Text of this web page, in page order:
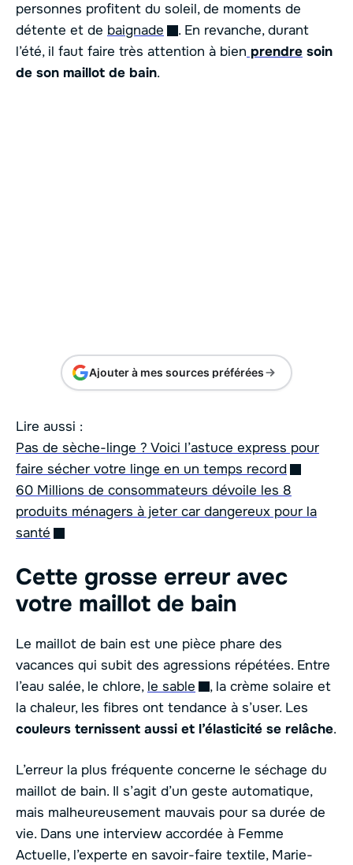
personnes profitent du soleil, de moments de
détente et de baignade
. En revanche, durant
l’été, il faut faire très attention à bien prendre soin
de son maillot de bain.
Ajouter à mes sources préférées
Lire aussi :
Pas de sèche-linge ? Voici l’astuce express pour
faire sécher votre linge en un temps record
60 Millions de consommateurs dévoile les 8
produits ménagers à jeter car dangereux pour la
santé
Cette grosse erreur avec
votre maillot de bain
Le maillot de bain est une pièce phare des
vacances qui subit des agressions répétées. Entre
l’eau salée, le chlore, le sable
, la crème solaire et
la chaleur, les fibres ont tendance à s’user. Les
couleurs ternissent aussi et l’élasticité se relâche.
L’erreur la plus fréquente concerne le séchage du
maillot de bain. Il s’agit d’un geste automatique,
mais malheureusement mauvais pour sa durée de
vie. Dans une interview accordée à Femme
Actuelle, l’experte en savoir-faire textile, Marie-